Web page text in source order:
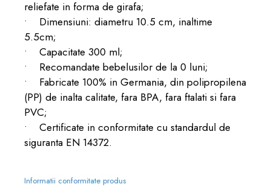
reliefate in forma de girafa;
• Dimensiuni: diametru 10.5 cm, inaltime
5.5cm;
• Capacitate 300 ml;
• Recomandate bebelusilor de la 0 luni;
• Fabricate 100% in Germania, din polipropilena
(PP) de inalta calitate, fara BPA, fara ftalati si fara
PVC;
• Certificate in conformitate cu standardul de
siguranta EN 14372.
Informatii conformitate produs